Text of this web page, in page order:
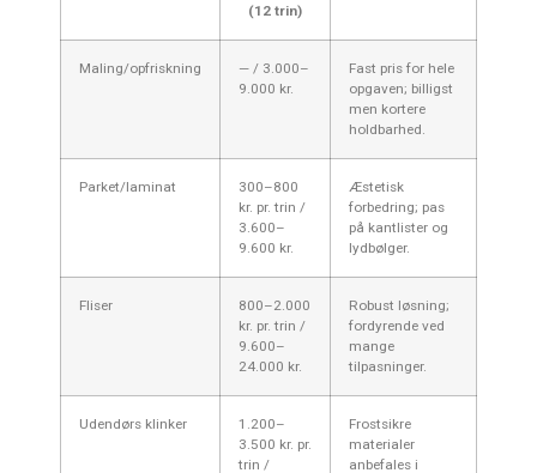
(12 trin)
Maling/opfriskning
— / 3.000–
9.000 kr.
Fast pris for hele
opgaven; billigst
men kortere
holdbarhed.
Parket/laminat
300–800
kr. pr. trin /
3.600–
9.600 kr.
Æstetisk
forbedring; pas
på kantlister og
lydbølger.
Fliser
800–2.000
kr. pr. trin /
9.600–
24.000 kr.
Robust løsning;
fordyrende ved
mange
tilpasninger.
Udendørs klinker
1.200–
3.500 kr. pr.
trin /
Frostsikre
materialer
anbefales i